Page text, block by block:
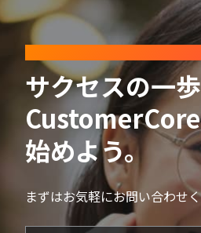
サクセスの一
始めよう。
まずはお気軽にお問い合わせく